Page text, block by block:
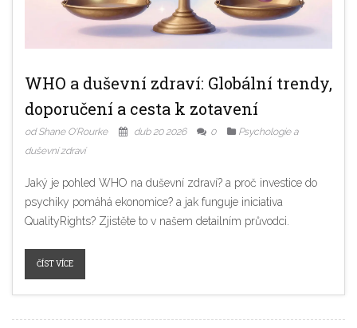
WHO a duševní zdraví: Globální trendy,
doporučení a cesta k zotavení
od Shane O'Rourke dub 20 2026 0
Psychologie a
duševní zdraví
Jaký je pohled WHO na duševní zdraví? a proč investice do
psychiky pomáhá ekonomice? a jak funguje iniciativa
QualityRights? Zjistěte to v našem detailním průvodci.
ČÍST VÍCE